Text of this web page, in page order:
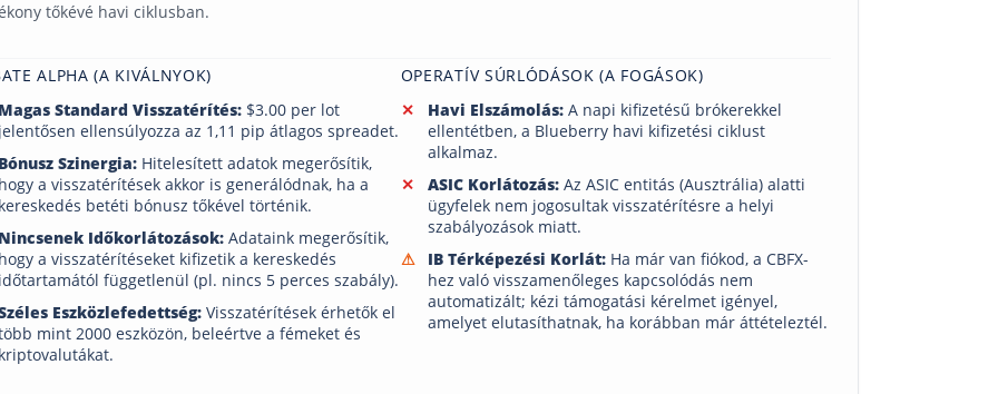
tőkévé havi ciklusban.
ALPHA (A KIVÁLNYOK)
Magas Standard Visszatérítés:$3.00 per lot
jelentősen ellensúlyozza az 1,11 pip átlagos spreadet.
Bónusz Szinergia:Hitelesített adatok megerősítik,
hogy a visszatérítések akkor is generálódnak, ha a
kereskedés betéti bónusz tőkével történik.
Nincsenek Időkorlátozások:Adataink megerősítik,
hogy a visszatérítéseket kifizetik a kereskedés
időtartamától függetlenül (pl. nincs 5 perces szabály).
Eszközlefedettség:Visszatérítések érhetők el
mint 2000 eszközön, beleértve a fémeket és
kriptovalutákat.
OPERATÍV SÚRLÓDÁSOK (A FOGÁSOK)
Havi Elszámolás:A napi kifizetésű brókerekkel
ellentétben, a Blueberry havi kifizetési ciklust
alkalmaz.
ASIC Korlátozás:Az ASIC entitás (Ausztrália) alatti
ügyfelek nem jogosultak visszatérítésre a helyi
szabályozások miatt.
IB Térképezési Korlát:Ha már van fiókod, a CBFX-
hez való visszamenőleges kapcsolódás nem
automatizált; kézi támogatási kérelmet igényel,
amelyet elutasíthatnak, ha korábban már áttételeztél.